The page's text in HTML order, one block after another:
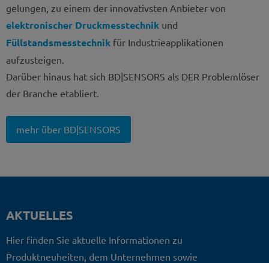
gelungen, zu einem der innovativsten Anbieter von
elektronischer Druckmesstechnik und
Füllstandsmesstechnik für Industrieapplikationen
aufzusteigen.
Darüber hinaus hat sich BD|SENSORS als DER Problemlöser
der Branche etabliert.
mehr über BD|SENSORS
AKTUELLES
Hier finden Sie aktuelle Informationen zu
Produktneuheiten, dem Unternehmen sowie